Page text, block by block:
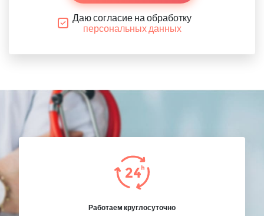
Даю согласие на обработку
персональных данных
Работаем круглосуточно